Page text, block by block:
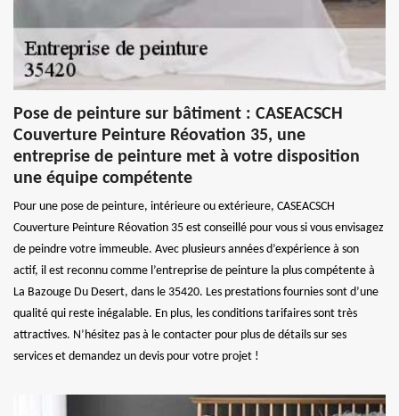
Pose de peinture sur bâtiment : CASEACSCH
Couverture Peinture Réovation 35, une
entreprise de peinture met à votre disposition
une équipe compétente
Pour une pose de peinture, intérieure ou extérieure, CASEACSCH
Couverture Peinture Réovation 35 est conseillé pour vous si vous envisagez
de peindre votre immeuble. Avec plusieurs années d’expérience à son
actif, il est reconnu comme l’entreprise de peinture la plus compétente à
La Bazouge Du Desert, dans le 35420. Les prestations fournies sont d’une
qualité qui reste inégalable. En plus, les conditions tarifaires sont très
attractives. N’hésitez pas à le contacter pour plus de détails sur ses
services et demandez un devis pour votre projet !